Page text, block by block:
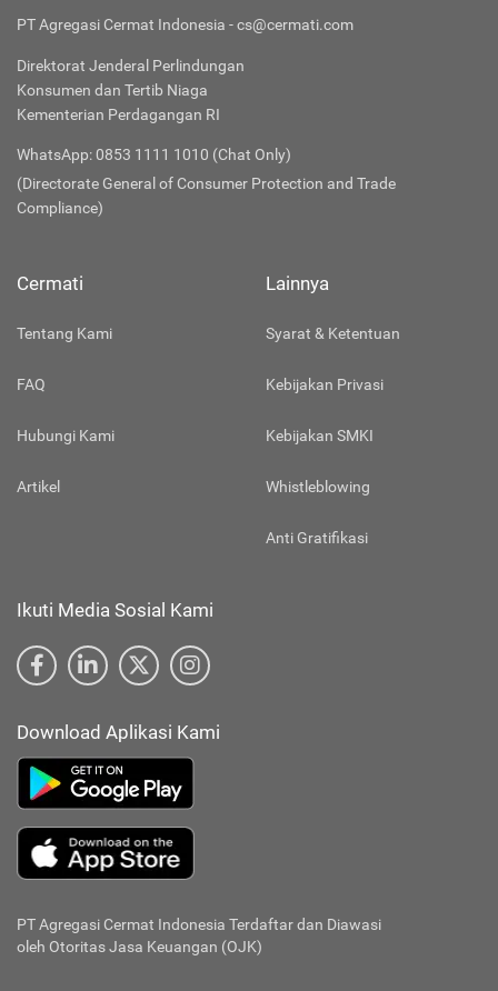
PT Agregasi Cermat Indonesia - cs@cermati.com
Direktorat Jenderal Perlindungan
Konsumen dan Tertib Niaga
Kementerian Perdagangan RI
WhatsApp: 0853 1111 1010 (Chat Only)
(Directorate General of Consumer Protection and Trade
Compliance)
Cermati
Tentang Kami
FAQ
Hubungi Kami
Artikel
Lainnya
Syarat & Ketentuan
Kebijakan Privasi
Kebijakan SMKI
Whistleblowing
Anti Gratifikasi
Ikuti Media Sosial Kami
Download Aplikasi Kami
PT Agregasi Cermat Indonesia Terdaftar dan Diawasi
oleh Otoritas Jasa Keuangan (OJK)